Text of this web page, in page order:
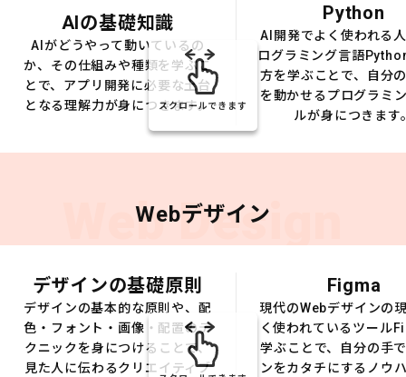
AIの基礎知識
AIがどうやって動いているの
か、その仕組みや種類を学ぶこ
とで、アプリ開発に必要な土台
となる理解力が身につきます。
Python
AI開発でよく使われる
ログラミング言語
方を学ぶことで、自分
を動かせるプログラミ
ルが身につきます
スクロールできます
Web Design
Webデザイン
デザインの基礎原則
デザインの基本的な原則や、配
色・フォント・画像・配置のテ
クニックを身につけることで、
見た人に伝わるクリエイティブ
Figma
現代のWebデザインの
く使われているツール
学ぶことで、自分の手
ンをカタチにするノウ